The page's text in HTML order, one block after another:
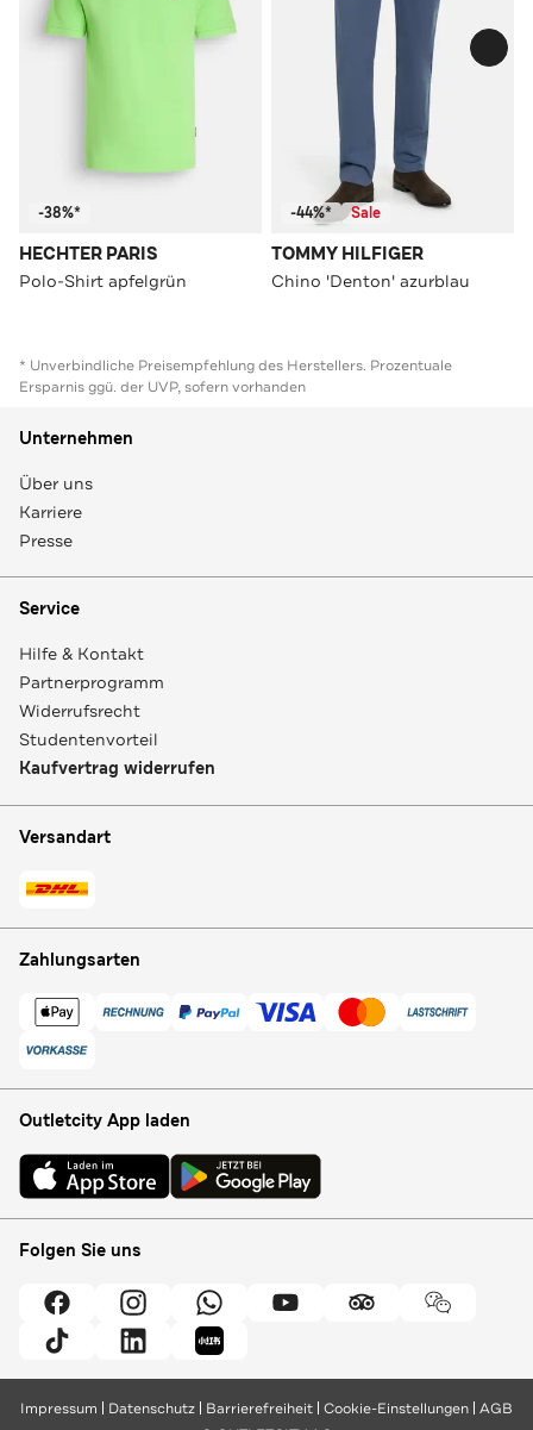
-38%*
HECHTER PARIS
Polo-Shirt apfelgrün
-44%* Sale
TOMMY HILFIGER
Chino 'Denton' azurblau
* Unverbindliche Preisempfehlung des Herstellers. Prozentuale
Ersparnis ggü. der UVP, sofern vorhanden
Unternehmen
Über uns
Karriere
Presse
Service
Hilfe & Kontakt
Partnerprogramm
Widerrufsrecht
Studentenvorteil
Kaufvertrag widerrufen
Versandart
Zahlungsarten
Outletcity App laden
Folgen Sie uns
Impressum Datenschutz Barrierefreiheit Cookie-Einstellungen AGB